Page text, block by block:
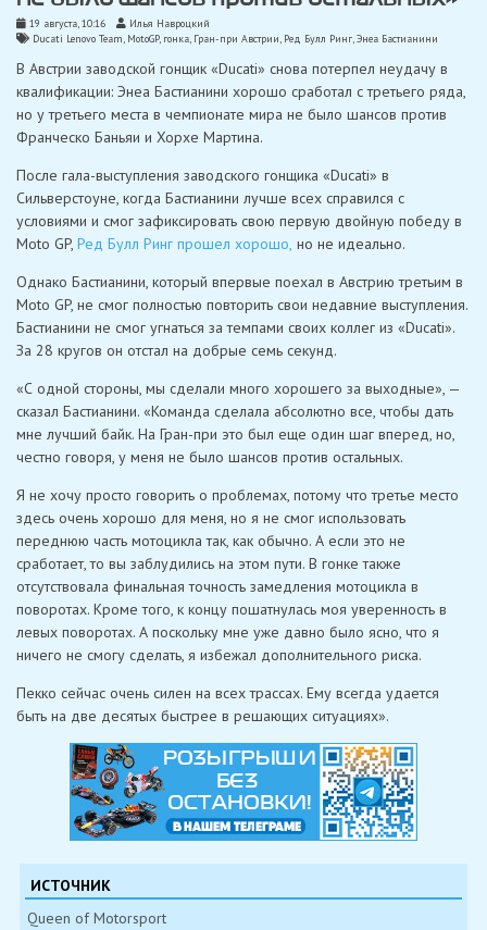
19 августа, 10:16
Илья Навроцкий
Ducati Lenovo Team, MotoGP, гонка, Гран-при Австрии, Ред Булл Ринг,Энеа Бастианини
В Австрии заводской гонщик «Ducati» снова потерпел неудачу в
квалификации: Энеа Бастианини хорошо сработал с третьего ряда,
но у третьего места в чемпионате мира не было шансов против
Франческо Баньяи и Хорхе Мартина.
После гала-выступления заводского гонщика «Ducati» в
Сильверстоуне, когда Бастианини лучше всех справился с
условиями и смог зафиксировать свою первую двойную победу в
Moto GP, Ред Булл Ринг прошел хорошо, но не идеально.
Однако Бастианини, который впервые поехал в Австрию третьим в
Moto GP, не смог полностью повторить свои недавние выступления.
Бастианини не смог угнаться за темпами своих коллег из «Ducati».
За 28 кругов он отстал на добрые семь секунд.
«С одной стороны, мы сделали много хорошего за выходные», —
сказал Бастианини. «Команда сделала абсолютно все, чтобы дать
мне лучший байк. На Гран-при это был еще один шаг вперед, но,
честно говоря, у меня не было шансов против остальных.
Я не хочу просто говорить о проблемах, потому что третье место
здесь очень хорошо для меня, но я не смог использовать
переднюю часть мотоцикла так, как обычно. А если это не
сработает, то вы заблудились на этом пути. В гонке также
отсутствовала финальная точность замедления мотоцикла в
поворотах. Кроме того, к концу пошатнулась моя уверенность в
левых поворотах. А поскольку мне уже давно было ясно, что я
ничего не смогу сделать, я избежал дополнительного риска.
Пекко сейчас очень силен на всех трассах. Ему всегда удается
быть на две десятых быстрее в решающих ситуациях».
ИСТОЧНИК
Queen of Motorsport